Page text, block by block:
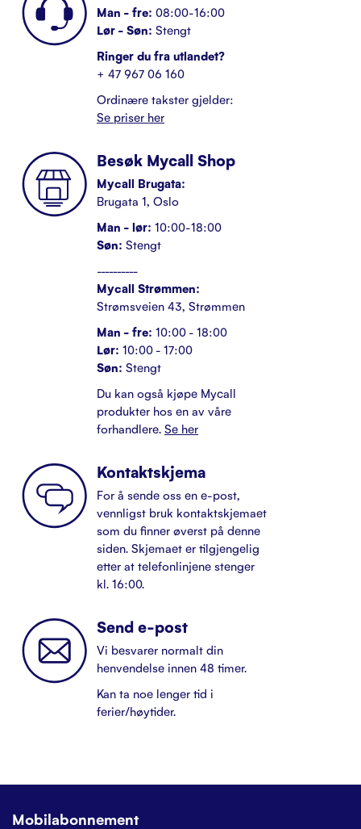
Man - fre: 08:00-16:00
Lør - Søn: Stengt
Ringer du fra utlandet?
+ 47 967 06 160
Ordinære takster gjelder:
Se priser her
Besøk Mycall Shop
Mycall Brugata:
Brugata 1, Oslo
Man - lør: 10:00-18:00
Søn: Stengt
----------
Mycall Strømmen:
Strømsveien 43, Strømmen
Man - fre: 10:00 - 18:00
Lør: 10:00 - 17:00
Søn: Stengt
Du kan også kjøpe Mycall
produkter hos en av våre
forhandlere. Se her
Kontaktskjema
For å sende oss en e-post,
vennligst bruk kontaktskjemaet
som du finner øverst på denne
siden. Skjemaet er tilgjengelig
etter at telefonlinjene stenger
kl. 16:00.
Send e-post
Vi besvarer normalt din
henvendelse innen 48 timer.
Kan ta noe lenger tid i
ferier/høytider.
Mobilabonnement